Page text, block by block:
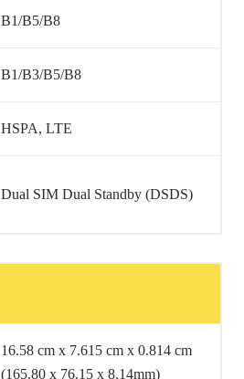
B1/B5/B8
B1/B3/B5/B8
HSPA, LTE
Dual SIM Dual Standby (DSDS)
16.58 cm x 7.615 cm x 0.814 cm
(165.80 x 76.15 x 8.14mm)